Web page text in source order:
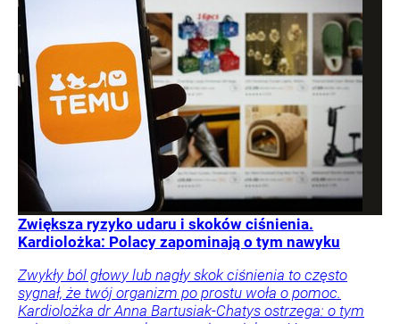
Zwiększa ryzyko udaru i skoków ciśnienia.
Kardiolożka: Polacy zapominają o tym nawyku
Zwykły ból głowy lub nagły skok ciśnienia to często
sygnał, że twój organizm po prostu woła o pomoc.
Kardiolożka dr Anna Bartusiak-Chatys ostrzega: o tym